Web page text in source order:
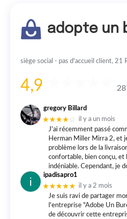
adopte un
siège social - pas d'accueil client, 21
4,9
gregory Billard
★★★★☆
il y a un mois
J'ai récemment passé
Herman Miller Mirra 2, et
problème lors de la
confortable, bien conçu, et
indéniable. Cependant, je
ipadisapro1
★★★★★
il y a 2 mois
Je suis ravi de partager
l'entreprise "Adobe Un
de découvrir cette